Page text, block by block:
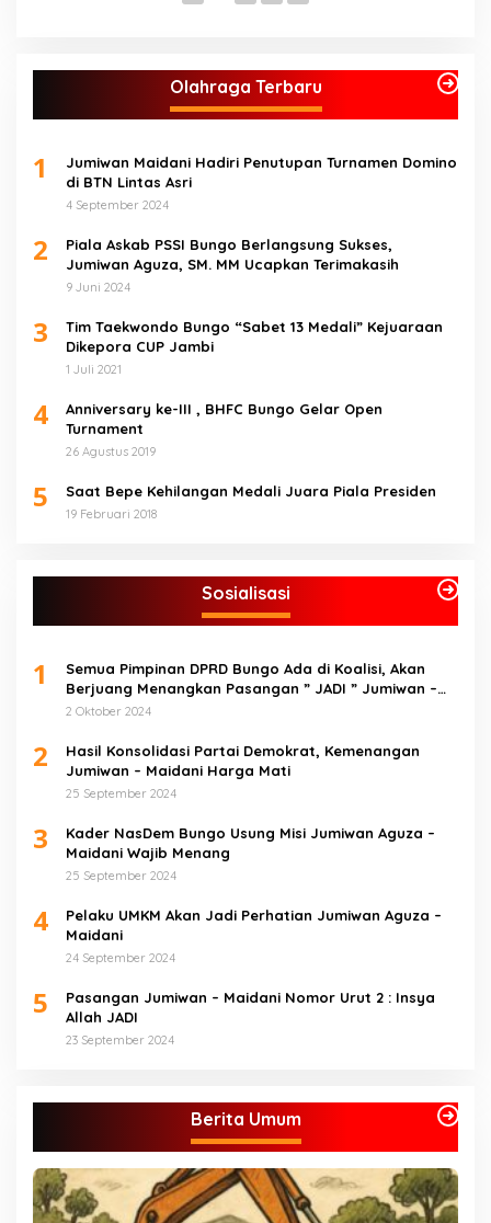
Olahraga Terbaru
1
Jumiwan Maidani Hadiri Penutupan Turnamen Domino
di BTN Lintas Asri
4 September 2024
2
Piala Askab PSSI Bungo Berlangsung Sukses,
Jumiwan Aguza, SM. MM Ucapkan Terimakasih
9 Juni 2024
3
Tim Taekwondo Bungo “Sabet 13 Medali” Kejuaraan
Dikepora CUP Jambi
1 Juli 2021
4
Anniversary ke-III , BHFC Bungo Gelar Open
Turnament
26 Agustus 2019
5 Saat Bepe Kehilangan Medali Juara Piala Presiden
19 Februari 2018
Sosialisasi
1
Semua Pimpinan DPRD Bungo Ada di Koalisi, Akan
Berjuang Menangkan Pasangan ” JADI ” Jumiwan –
Maidani.
2 Oktober 2024
2
Hasil Konsolidasi Partai Demokrat, Kemenangan
Jumiwan – Maidani Harga Mati
25 September 2024
3
Kader NasDem Bungo Usung Misi Jumiwan Aguza –
Maidani Wajib Menang
25 September 2024
4
Pelaku UMKM Akan Jadi Perhatian Jumiwan Aguza –
Maidani
24 September 2024
5
Pasangan Jumiwan – Maidani Nomor Urut 2 : Insya
Allah JADI
23 September 2024
Berita Umum